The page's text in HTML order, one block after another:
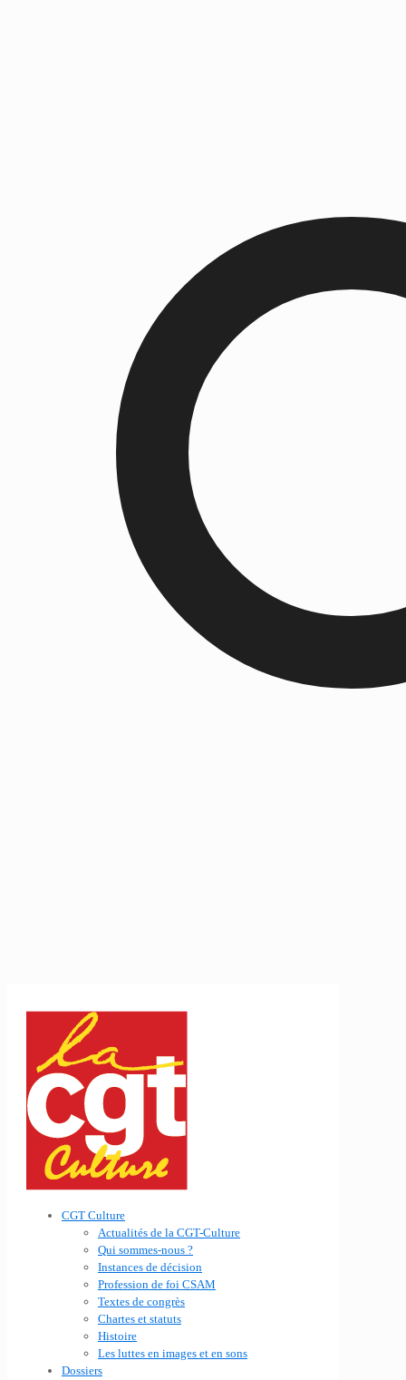
CGT Culture
Actualités de la CGT-Culture
Qui sommes-nous ?
Instances de décision
Profession de foi CSAM
Textes de congrès
Chartes et statuts
Histoire
Les luttes en images et en sons
Dossiers